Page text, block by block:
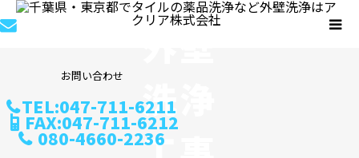
お問い合わせ
TEL:047-711-6211
FAX:047-711-6212
080-4660-2236
洗浄